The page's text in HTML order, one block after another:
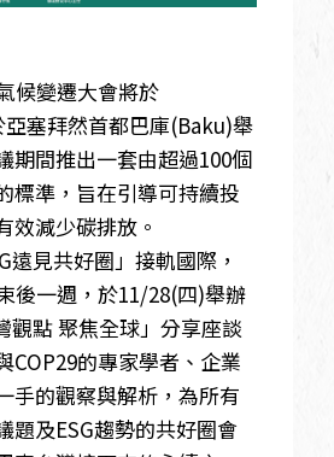
候變遷大會將於
塞拜然首都巴庫(Baku)舉
期間推出一套由超過100個
標準，旨在引導可持續投
效減少碳排放。
遠見共好圈」接軌國際，
後一週，於11/28(四)舉辦
觀點 聚焦全球」分享座談
COP29的專家學者、企業
手的觀察與解析，為所有
題及ESG趨勢的共好圈會